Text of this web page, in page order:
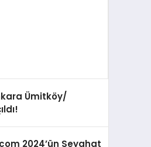
Ümitköy/
2024’ün Seyahat